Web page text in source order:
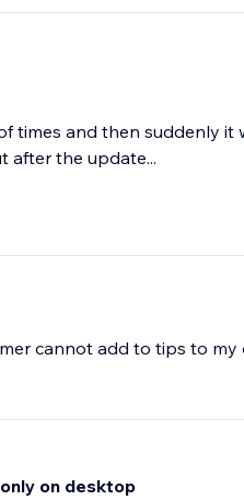
times and then suddenly
after the update...
cannot add to tips to my
on desktop